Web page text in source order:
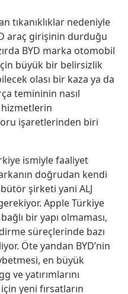
tıkanıklıklar nedeniyle
araç girişinin durduğu
BYD marka otomobil
büyük bir belirsizlik
olası bir kaza ya da
temininin nasıl
hizmetlerin
işaretlerinden biri
ismiyle faaliyet
doğrudan kendi
şirketi yani ALJ
Apple Türkiye
bir yapı olmaması,
süreçlerinde bazı
Öte yandan BYD’nin
en büyük
ve yatırımlarını
yeni fırsatların